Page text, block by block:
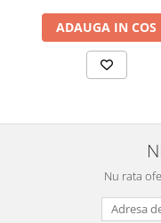
ADAUGA IN COS
Nu rata